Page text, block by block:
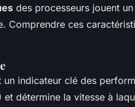
des processeurs jouent
Comprendre ces
un indicateur clé des
et détermine la vitesse à